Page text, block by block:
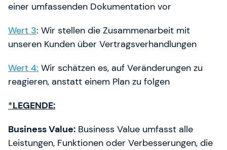
einer umfassenden Dokumentation vor
Wert 3: Wir stellen die Zusammenarbeit mit
unseren Kunden über Vertragsverhandlungen
Wert 4: Wir schätzen es, auf Veränderungen zu
reagieren, anstatt einem Plan zu folgen
*LEGENDE:
Business Value: Business Value umfasst alle
Leistungen, Funktionen oder Verbesserungen, die